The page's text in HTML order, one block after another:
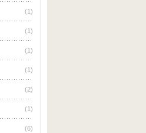
(1)
(1)
(1)
(1)
(2)
(1)
(6)